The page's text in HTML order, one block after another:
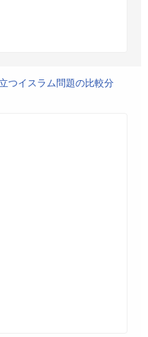
つイスラム問題の比較分